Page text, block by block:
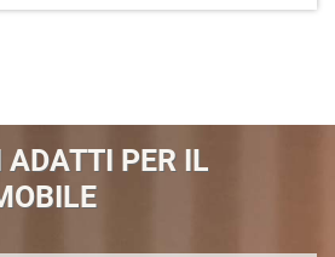
ADATTI PER IL